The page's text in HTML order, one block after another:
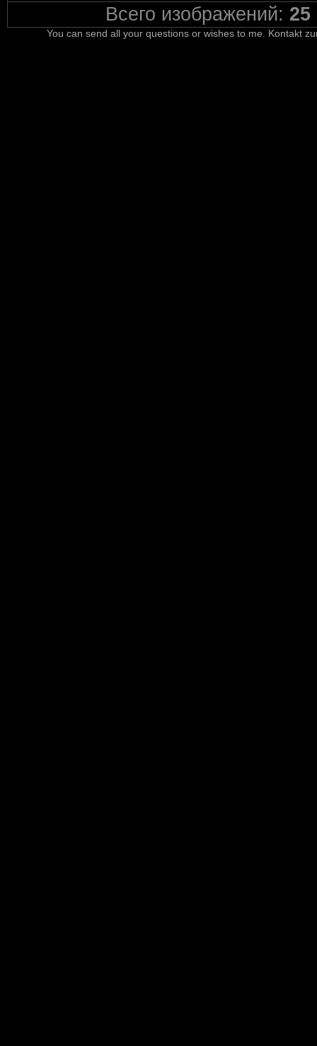
Всего изображений: 25
You can send all your questions or wishes to me. Kontakt